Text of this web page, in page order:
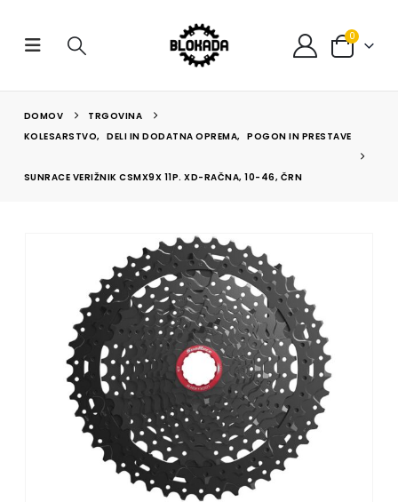
0
DOMOV
TRGOVINA
KOLESARSTVO, DELI IN DODATNA OPREMA, POGON IN PRESTAVE
SUNRACE VERIŽNIK CSMX9X 11P. XD-RAČNA, 10-46, ČRN